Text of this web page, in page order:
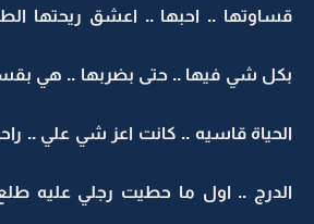
قساوتها .. احبها .. اعشق ريحتها
بكل شي فيها .. حتى بضربها .. هي
الحياة قاسيه .. كانت اعز شي علي ..
الدرج .. اول ما حطيت رجلي عليه